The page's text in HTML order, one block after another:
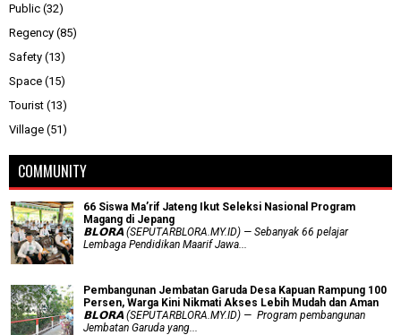
Public (32)
Regency (85)
Safety (13)
Space (15)
Tourist (13)
Village (51)
COMMUNITY
66 Siswa Ma’rif Jateng Ikut Seleksi Nasional Program
Magang di Jepang
𝗕𝗟𝗢𝗥𝗔 (SEPUTARBLORA.MY.ID) — Sebanyak 66 pelajar
Lembaga Pendidikan Maarif Jawa...
Pembangunan Jembatan Garuda Desa Kapuan Rampung 100
Persen, Warga Kini Nikmati Akses Lebih Mudah dan Aman
𝗕𝗟𝗢𝗥𝗔 (SEPUTARBLORA.MY.ID) — Program pembangunan
Jembatan Garuda yang...